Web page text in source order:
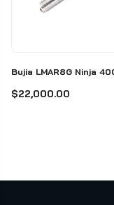
Bujia LMAR8G Ninja
$22,000.00